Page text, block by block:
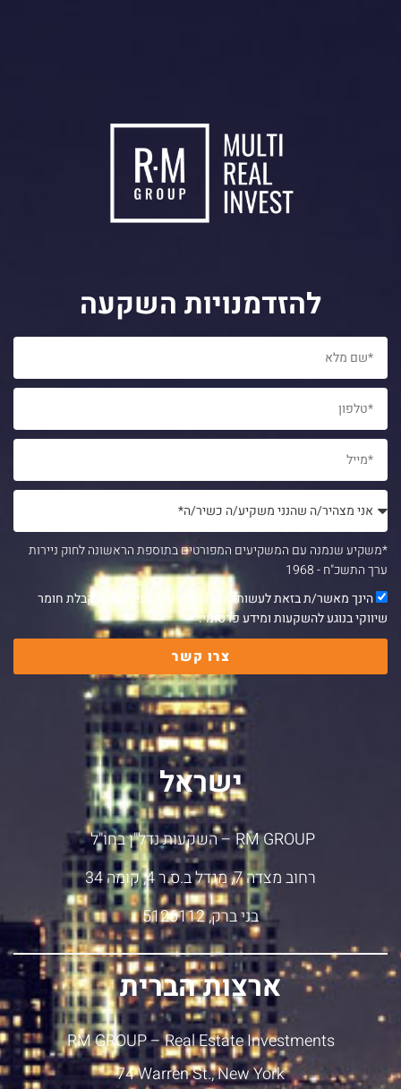
להזדמנויות השקעה
*משקיע שנמנה עם המשקיעים המפורטים בתוספת הראשונה לחוק ניירות
ערך התשכ"ח - 1968
הינך מאשר/ת בזאת לעשות שימוש בפרטים לעיל לצורך קבלת חומר
שיווקי בנוגע להשקעות ומידע פרסומי.
צרו קשר
ישראל
RM GROUP – השקעות נדל"ן בחו"ל
רחוב מצדה 7, מגדל ב.ס.ר 4, קומה 34
בני ברק, 5126112
ארצות הברית
RM GROUP – Real Estate Investments
74 Warren St., New York